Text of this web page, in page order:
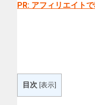
PR: アフィリエイト
目次 [表示]